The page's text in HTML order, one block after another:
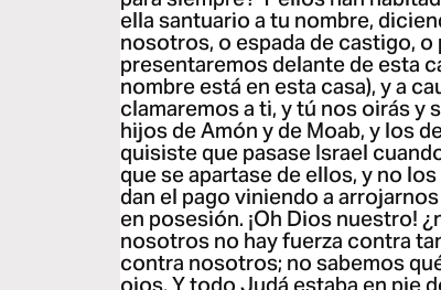
ella santuario a tu nombre,
nosotros, o espada de castigo,
presentaremos delante de esta
nombre está en esta casa), y a
clamaremos a ti, y tú nos oirás y
hijos de Amón y de Moab, y los
quisiste que pasase Israel
que se apartase de ellos, y no
dan el pago viniendo a
en posesión. ¡Oh Dios nuestro!
nosotros no hay fuerza contra
contra nosotros; no sabemos
ojos. Y todo Judá estaba en pie